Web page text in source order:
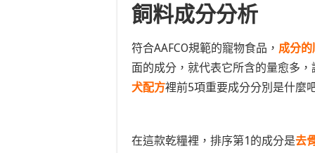
飼料成分分析
符合AAFCO規範的寵物食品， 成分
面的成分，就代表它所含的量愈多
犬配方裡前5項重要成分分別是什麼
在這款乾糧裡，排序第1的成分是去